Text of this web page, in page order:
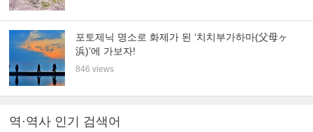
포토제닉 명소로 화제가 된 ‘치치부가하마(父母ヶ
浜)’에 가보자!
846 views
역·역사 인기 검색어